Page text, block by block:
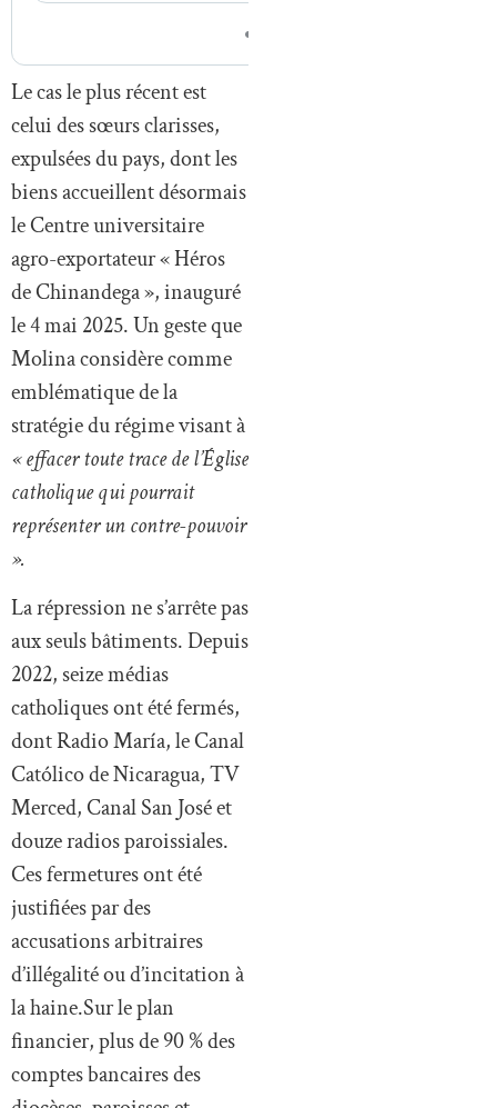
Le cas le plus récent est
celui des sœurs clarisses,
expulsées du pays, dont les
biens accueillent désormais
le Centre universitaire
agro-exportateur « Héros
de Chinandega », inauguré
le 4 mai 2025. Un geste que
Molina considère comme
emblématique de la
stratégie du régime visant à
« effacer toute trace de l’Église
catholique qui pourrait
représenter un contre-pouvoir
».
La répression ne s’arrête pas
aux seuls bâtiments. Depuis
2022, seize médias
catholiques ont été fermés,
dont Radio María, le Canal
Católico de Nicaragua, TV
Merced, Canal San José et
douze radios paroissiales.
Ces fermetures ont été
justifiées par des
accusations arbitraires
d’illégalité ou d’incitation à
la haine.Sur le plan
financier, plus de 90 % des
comptes bancaires des